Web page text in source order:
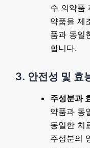
수 의약품
약품을 제
품과 동일
합니다.
3. 안전성 및 효
주성분과
약품과 동
동일한 치
주성분의